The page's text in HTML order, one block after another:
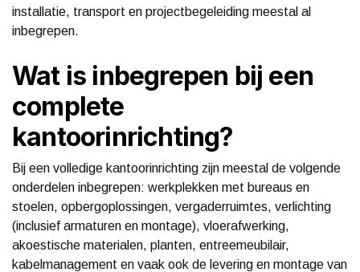
installatie, transport en projectbegeleiding meestal al
inbegrepen.
Wat is inbegrepen bij een
complete
kantoorinrichting?
Bij een volledige kantoorinrichting zijn meestal de volgende
onderdelen inbegrepen: werkplekken met bureaus en
stoelen, opbergoplossingen, vergaderruimtes, verlichting
(inclusief armaturen en montage), vloerafwerking,
akoestische materialen, planten, entreemeubilair,
kabelmanagement en vaak ook de levering en montage van